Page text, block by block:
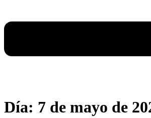
Día: 7 de mayo de